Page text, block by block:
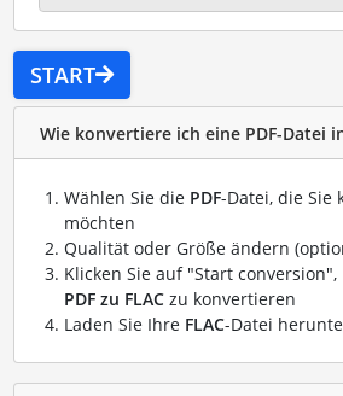
START
Wie konvertiere ich eine PDF-Datei
Wählen Sie die PDF-Datei, die Sie
möchten
Qualität oder Größe ändern
Klicken Sie auf "Start
PDF zu FLACzu konvertieren
Laden Sie Ihre FLAC-Datei